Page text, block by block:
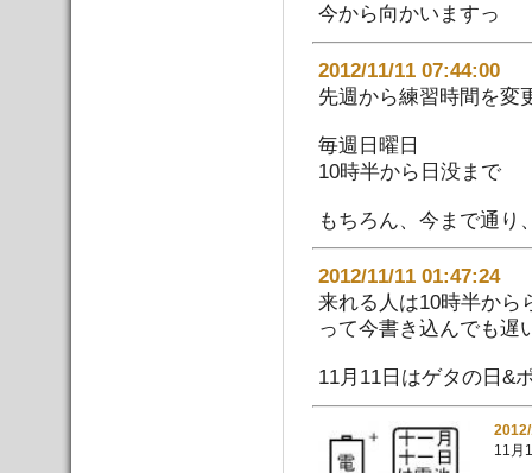
今から向かいますっ
2012/11/11
先週から練習時間を変
毎週日曜日
10時半から日没まで
もちろん、今まで通
2012/11/11
来れる人は10時半から
って今書き込んでも遅
11月11日はゲタの日&
11月